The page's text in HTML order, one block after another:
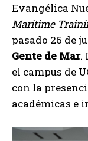
Evangélica
Maritime
pasado 26 de
Gente de Mar.
el campus de
con la
académicas e